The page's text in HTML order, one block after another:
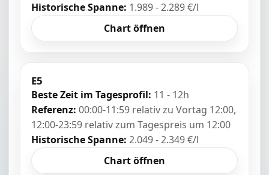
Historische Spanne: 1.989 - 2.289 €/l
Chart öffnen
E5
Beste Zeit im Tagesprofil: 11 - 12h
Referenz: 00:00-11:59 relativ zu Vortag 12:00,
12:00-23:59 relativ zum Tagespreis um 12:00
Historische Spanne: 2.049 - 2.349 €/l
Chart öffnen